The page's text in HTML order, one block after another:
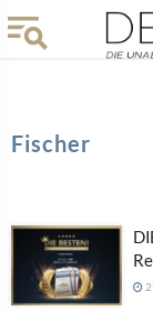
Fischer